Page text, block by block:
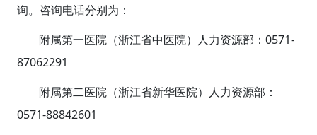
询。咨询电话分别为：
附属第一医院（浙江省中医院）人力资源部：0571-
87062291
附属第二医院（浙江省新华医院）人力资源部：
0571-88842601